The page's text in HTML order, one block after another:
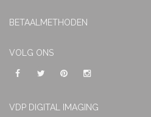
BETAALMETHODEN
VOLG ONS
VDP DIGITAL IMAGING